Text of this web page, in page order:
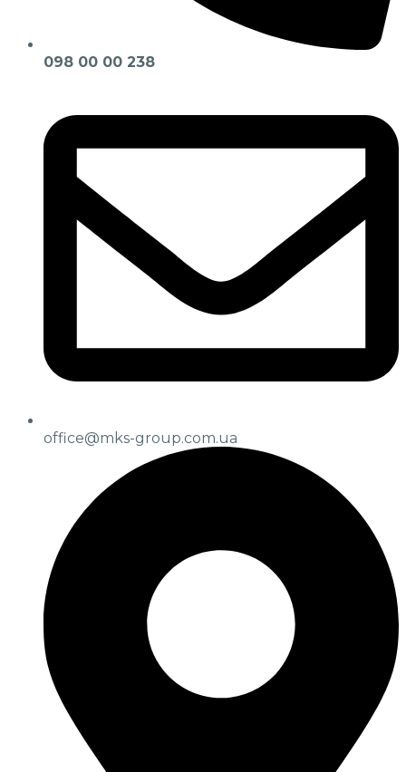
098 00 00 238
office@mks-group.com.ua